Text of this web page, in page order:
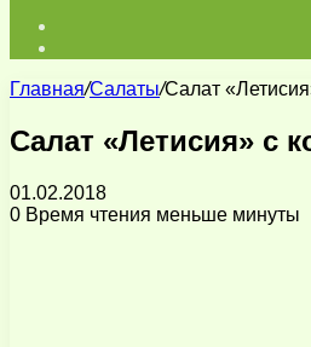
Главная/Салаты/Салат
Салат «Летисия» с
01.02.2018
0 Время чтения меньше минуты